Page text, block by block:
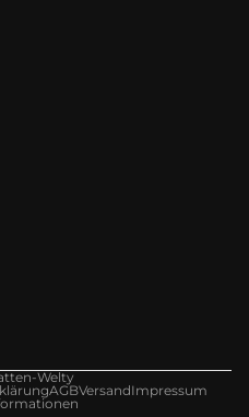
Welty
AGBVersandImpressum